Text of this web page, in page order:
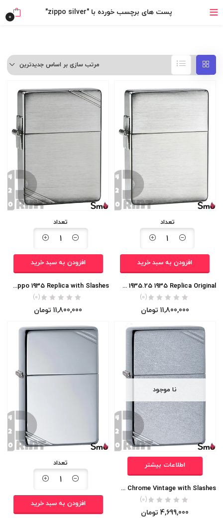
خرید قسطی با ترب‌پی
پست های برچسب خورده با "zippo silver" 0
مرتب سازی بر اساس جدیدترین
تعداد
افزودن به سبد خرید
Zippo 1935.25 1935 Replica Original
(0)
11,800,000 تومان
تعداد
افزودن به سبد خرید
Zippo 1935 Replica with Slashes
(0)
11,800,000 تومان
نا موجود
اطلاعات بیشتر
Zippo 267 Street Chrome Vintage with Slashes
(0)
4,699,000 تومان
تعداد
افزودن به سبد خرید